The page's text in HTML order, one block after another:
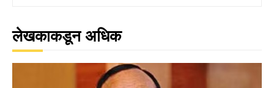
लेखकाकडून अधिक